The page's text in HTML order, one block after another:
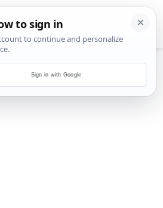
Sign in with Google